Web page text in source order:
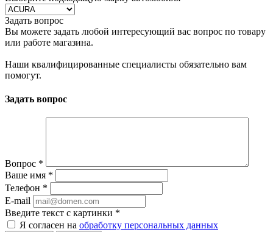
Задать вопрос
Вы можете задать любой интересующий вас вопрос по товару
или работе магазина.
Наши квалифицированные специалисты обязательно вам
помогут.
Задать вопрос
Вопрос *
Ваше имя *
Телефон *
E-mail
Введите текст с картинки *
Я согласен на обработку персональных данных